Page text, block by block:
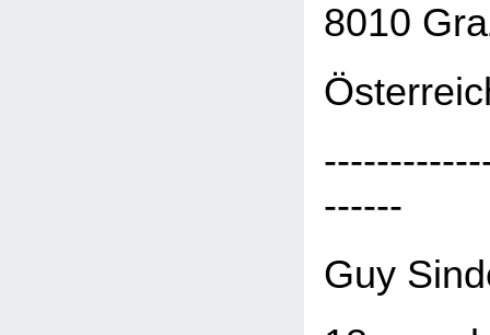
8010
------
Guy